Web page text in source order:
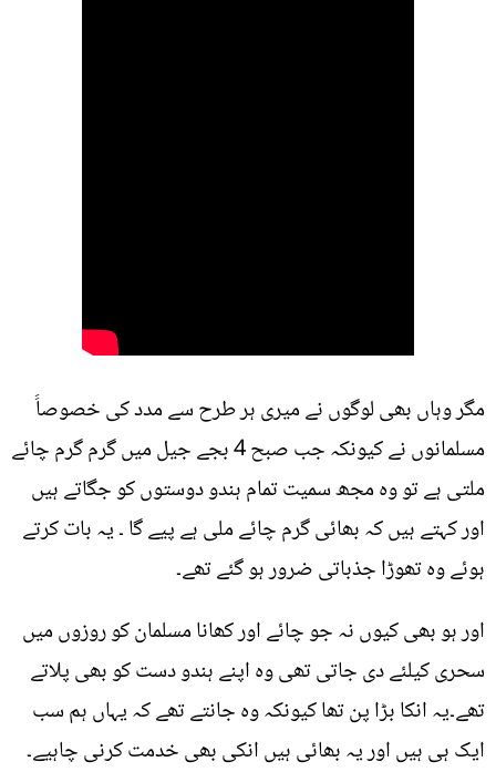
مگر وہاں بھی لوگوں نے میری ہر طرح سے مدد کی خصوصاََ
مسلمانوں نے کیونکہ جب صبح 4 بجے جیل میں گرم گرم چائے
ملتی ہے تو وہ مجھ سمیت تمام ہندو دوستوں کو جگاتے ہیں
اور کہتے ہیں کہ بھائی گرم چائے ملی ہے پیے گا ۔ یہ بات کرتے
ہوئے وہ تھوڑا جذباتی ضرور ہو گئے تھے۔
اور ہو بھی کیوں نہ جو چائے اور کھانا مسلمان کو روزوں میں
سحری کیلئے دی جاتی تھی وہ اپنے ہندو دست کو بھی پلاتے
تھے۔یہ انکا بڑا پن تھا کیونکہ وہ جانتے تھے کہ یہاں ہم سب
ایک ہی ہیں اور یہ بھائی ہیں انکی بھی خدمت کرنی چاہیے۔